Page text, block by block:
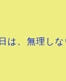
は、無理し